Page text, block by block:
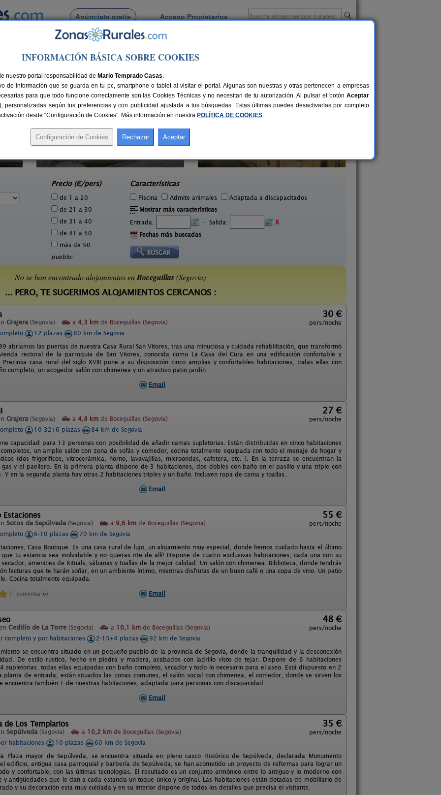
Anúnciate gratis Acceso Propietarios
Busca por pueblo
Boceguillas
2-6 pers.
26 €
Casa Rural Hoces del Duratón El
Villar
Precio (€/pers)
de 1 a 20
de 21 a 30
de 31 a 40
de 41 a 50
más de 50
pueblo:
Características
Piscina Admite animales
Adaptada a discapacitados
Mostrar más características
Entrada:
- Salida:
X
Fechas más buscadas
No se han encontrado alojamientos enBoceguillas(Segovia)
... PERO, TE SUGERIMOS ALOJAMIENTOS CERCANOS :
Grajera (Segovia) a 4,3 km de Boceguillas (Segovia)
30 €
pers/noche
12 plazas
80 km de Segovia
abríamos las puertas de nuestra Casa Rural San Vitores, tras una minuciosa y cuidada rehabilitación, que transformó
rectoral de la parroquia de San Vitores, conocida como La Casa del Cura en una edificación confortable y
Preciosa casa rural del siglo XVIII pone a su disposición cinco amplias y confortables habitaciones, todas ellas con
completo; un acogedor salón con chimenea y un atractivo patio jardín.
Email
Grajera (Segovia) a 4,8 km de Boceguillas (Segovia)
27 €
pers/noche
10-32+6 plazas
84 km de Segovia
capacidad para 13 personas con posibilidad de añadir camas supletorias. Están distribuidas en cinco habitaciones
un amplio salón con zona de sofás y comedor, cocina totalmente equipada con todo el menaje de hogar y
(dos frigoríficos, vitrocerámica, horno, lavavajillas, microondas, cafetera, etc. ). En la terraza se encuentran la
y el paellero. En la primera planta dispone de 3 habitaciones, dos dobles con baño en el pasillo y una triple con
Y en la segunda planta hay otras 2 habitaciones triples y un baño. Incluyen ropa de cama y toallas.
Email
Estaciones
Sotos de Sepúlveda (Segovia) a 9,6 km de Boceguillas (Segovia)
55 €
pers/noche
6-10 plazas
70 km de Segovia
Casa Boutique. Es una casa rural de lujo, un alojamiento muy especial, donde hemos cuidado hasta el último
tu estancia sea inolvidable y no quieras irte de allí! Dispone de cuatro exclusivas habitaciones, cada una con su
amenities de Rituals, sábanas y toallas de la mejor calidad. Un salón con chimenea. Biblioteca, donde tendrás
lecturas que te harán soñar, en un ambiente íntimo, mientras disfrutas de un buen café o una copa de vino. Un patio
Cocina totalmente equipada.
(1 comentario) Email
Cedillo de La Torre (Segovia) a 10,1 km de Boceguillas (Segovia)
48 €
pers/noche
completo y por habitaciones
2-15+4 plazas
92 km de Segovia
se encuentra situado en un pequeño pueblo de la provincia de Segovia, donde la tranquilidad y la desconexión
De estilo rústico, hecho en piedra y madera, acabados con ladrillo visto de tejar. Dispone de 6 habitaciones
supletorias. todas ellas equipadas con baño completo, secador y todo lo necesario para el aseo. Está dispuesto en 2
planta de entrada, están situados las zonas comunes, el salón social con chimenea, el comedor, donde se sirven los
encuentra también 1 de nuestras habitaciones, adaptada para personas con discapacidad.
Email
de Los Templarios
Sepúlveda (Segovia) a 10,2 km de Boceguillas (Segovia)
35 €
pers/noche
habitaciones
10 plazas
60 km de Segovia
Plaza mayor de Sepúlveda, se encuentra situada en pleno casco Histórico de Sepúlveda, declarada Monumento
edificio, antigua casa parroquial y barbería de Sepúlveda, se han acometido un proyecto de reformas para lograr un
y confortable, con las últimas tecnologias. El resultado es un conjunto armónico entre lo antiguo y lo moderno con
y antigüedades que le dan a cada estancia un toque único y original. Las habitaciones están dotadas de mobiliario de
y su decoración esta muy cuidada y en su interior dispone de todos los detalles que precisa el visitante.
INFORMACIÓN BÁSICA SOBRE COOKIES
nuestro portal responsabilidad de Mario Temprado Casas.
de información que se guarda en tu pc, smartphone o tablet al visitar el portal. Algunas son nuestras y otras pertenecen a empresas
para que todo funcione correctamente son las Cookies Técnicas y no necesitan de tu autorización. Al pulsar el botón Aceptar
personalizadas según tus preferencias y con publicidad ajustada a tus búsquedas. Estas últimas puedes desactivarlas por completo
desde “Configuración de Cookies”. Más información en nuestra POLÍTICA DE COOKIES.